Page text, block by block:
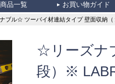
商品一覧 お買い物ガイド
ル☆ ツーバイ材連結タイプ 壁面収納（
☆リーズナ
段）※